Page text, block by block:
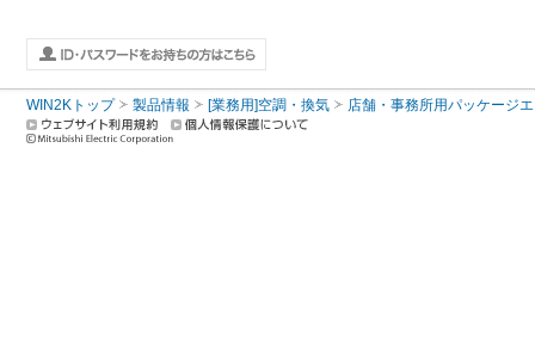
WIN2Kトップ 製品情報 [業務用]空調・換気 店舗・事務所用パッケージ